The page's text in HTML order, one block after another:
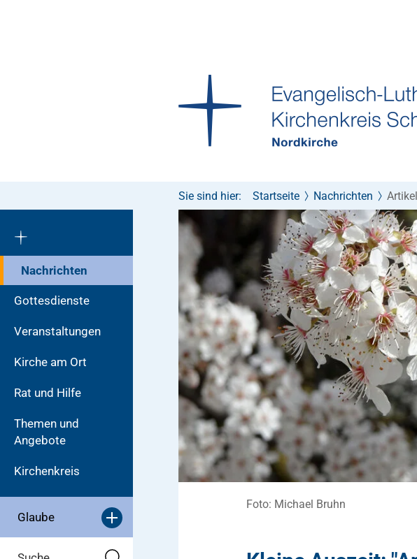
Nachrichten
Gottesdienste
Veranstaltungen
Kirche am Ort
Rat und Hilfe
Themen und
Angebote
Kirchenkreis
Glaube
Sie sind hier: Startseite Nachrichten Artikel
Foto: Michael Bruhn